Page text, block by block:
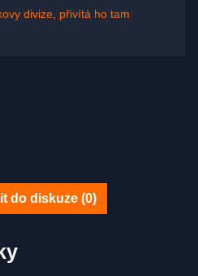
divize, přivítá ho tam
do diskuze (0)